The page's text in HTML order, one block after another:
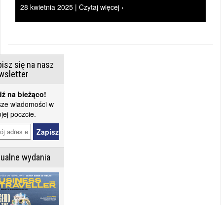
28 kwietnia 2025 | Czytaj więcej ›
się na nasz
na bieżąco!
wiadomości w
poczcie.
wydania